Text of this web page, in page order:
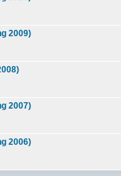
2009)
2007)
2006)